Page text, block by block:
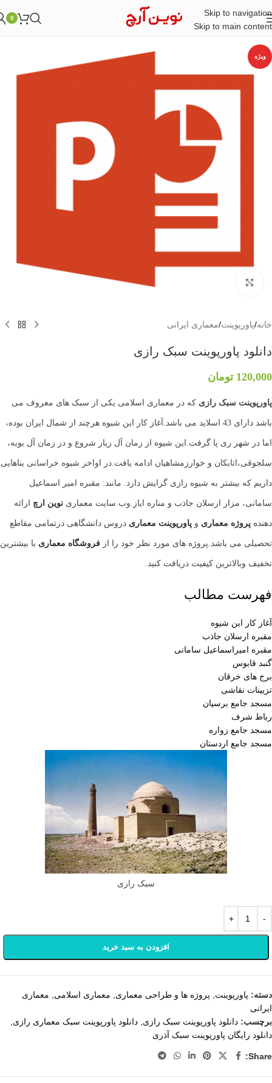
Skip to navigation
Skip to main content
0
ویژه
خانه/پاورپوینت/معماری ایرانی
دانلود پاورپوینت سبک رازی
120,000 تومان
پاورپوینت سبک رازی که در معماری اسلامی یکی از سبک های معروف می
باشد دارای 43 اسلاید می باشد.آغاز کار این شیوه هرچند از شمال ایران بوده،
اما در شهر ری پا گرفت.این شیوه از زمان آل زیار شروع و در زمان آل بویه،
سلجوقی،اتابکان و خوارزمشاهیان ادامه یافت.در اواخر شیوه خراسانی بناهایی
داریم که بیشتر به شیوه رازی گرایش دارد. مانند: مقبره امیر اسماعیل
سامانی، مزار ارسلان جاذب و مناره ایاز.وب سایت معماری نوین ارچ ارائه
دهنده پروژه معماری و پاورپوینت معماری دروس دانشگاهی درتمامی مقاطع
تحصیلی می باشد.پروژه های مورد نظر خود را از فروشگاه معماری با بیشترین
تخفیف وبالاترین کیفیت دریافت کنید.
فهرست مطالب
آغاز کار این شیوه
مقبره ارسلان جاذب
مقبره امیراسماعیل سامانی
گنبد قابوس
برج های خرقان
تزیینات نقاشی
مسجد جامع برسیان
رباط شرف
مسجد جامع زواره
مسجد جامع اردستان
سبک رازی
افزودن به سبد خرید
دسته: پاورپوینت پروژه ها و طراحی معماری معماری اسلامی
معماری
ایرانی
برچسب: دانلود پاورپوینت سبک رازی دانلود پاورپوینت سبک معماری رازی
دانلود رایگان پاورپوینت سبک آذری
Share: